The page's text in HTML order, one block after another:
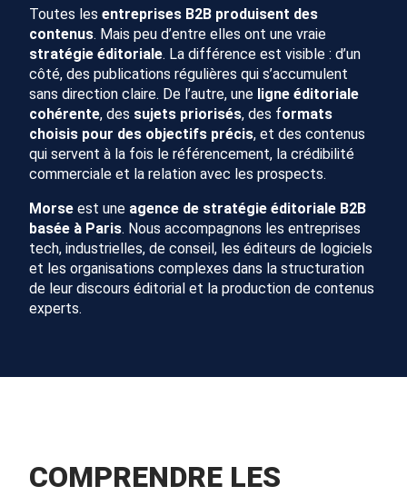
Toutes les entreprises B2B produisent des
contenus. Mais peu d’entre elles ont une vraie
stratégie éditoriale. La différence est visible : d’un
côté, des publications régulières qui s’accumulent
sans direction claire. De l’autre, une ligne éditoriale
cohérente, des sujets priorisés, des formats
choisis pour des objectifs précis, et des contenus
qui servent à la fois le référencement, la crédibilité
commerciale et la relation avec les prospects.
Morse est une agence de stratégie éditoriale B2B
basée à Paris. Nous accompagnons les entreprises
tech, industrielles, de conseil, les éditeurs de logiciels
et les organisations complexes dans la structuration
de leur discours éditorial et la production de contenus
experts.
COMPRENDRE LES